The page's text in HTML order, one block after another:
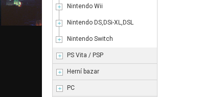
Nintendo Wii
Nintendo DS,DSi-XL,DSL
Nintendo Switch
PS Vita / PSP
Herní bazar
PC